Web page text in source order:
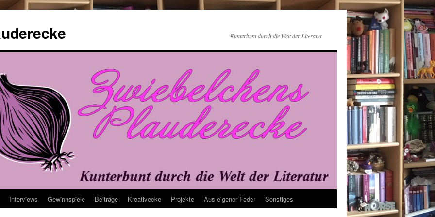
Kunterbunt durch die Welt der Literatur
Interviews Gewinnspiele Beiträge Kreativecke Projekte Aus eigener Feder Sonstiges